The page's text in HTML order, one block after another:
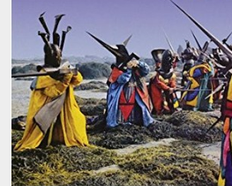
MEDIAS
CONTACT
BOUTIQUE